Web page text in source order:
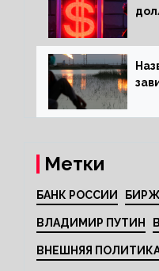
Метки
БАНК РОССИИ
ВЛАДИМИР ПУТИН
ВНЕШНЯЯ